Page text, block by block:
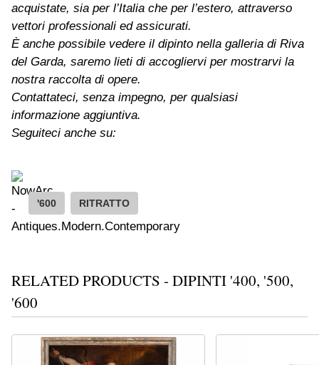
acquistate, sia per l’Italia che per l’estero, attraverso
vettori professionali ed assicurati.
È anche possibile vedere il dipinto nella galleria di Riva
del Garda, saremo lieti di accogliervi per mostrarvi la
nostra raccolta di opere.
Contattateci, senza impegno, per qualsiasi
informazione aggiuntiva.
Seguiteci anche su:
'600 RITRATTO
RELATED PRODUCTS - DIPINTI '400, '500,
'600